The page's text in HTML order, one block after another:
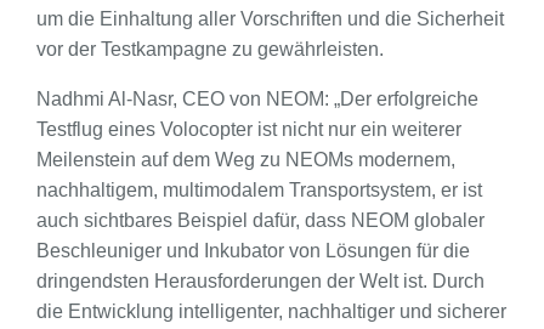
um die Einhaltung aller Vorschriften und die Sicherheit
vor der Testkampagne zu gewährleisten.
Nadhmi Al-Nasr, CEO von NEOM: „Der erfolgreiche
Testflug eines Volocopter ist nicht nur ein weiterer
Meilenstein auf dem Weg zu NEOMs modernem,
nachhaltigem, multimodalem Transportsystem, er ist
auch sichtbares Beispiel dafür, dass NEOM globaler
Beschleuniger und Inkubator von Lösungen für die
dringendsten Herausforderungen der Welt ist. Durch
die Entwicklung intelligenter, nachhaltiger und sicherer